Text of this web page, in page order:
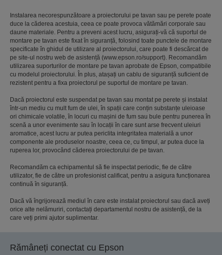
Instalarea necorespunzătoare a proiectorului pe tavan sau pe perete poate
duce la căderea acestuia, ceea ce poate provoca vătămări corporale sau
daune materiale. Pentru a preveni acest lucru, asigurați-vă că suportul de
montare pe tavan este fixat în siguranță, folosind toate punctele de montare
specificate în ghidul de utilizare al proiectorului, care poate fi descărcat de
pe site-ul nostru web de asistență (www.epson.ro/support). Recomandăm
utilizarea suporturilor de montare pe tavan aprobate de Epson, compatibile
cu modelul proiectorului. În plus, atașați un cablu de siguranță suficient de
rezistent pentru a fixa proiectorul pe suportul de montare pe tavan.
Dacă proiectorul este suspendat pe tavan sau montat pe perete și instalat
într-un mediu cu mult fum de ulei, în spații care conțin substanțe uleioase
ori chimicale volatile, în locuri cu mașini de fum sau bule pentru punerea în
scenă a unor evenimente sau în locații în care sunt arse frecvent uleiuri
aromatice, acest lucru ar putea periclita integritatea materială a unor
componente ale produselor noastre, ceea ce, cu timpul, ar putea duce la
ruperea lor, provocând căderea proiectorului de pe tavan.
Recomandăm ca echipamentul să fie inspectat periodic, fie de către
utilizator, fie de către un profesionist calificat, pentru a asigura funcționarea
continuă în siguranță.
Dacă vă îngrijorează mediul în care este instalat proiectorul sau dacă aveți
orice alte nelămuriri, contactați departamentul nostru de asistență, de la
care veți primi ajutor suplimentar.
Rămâneți conectat cu Epson